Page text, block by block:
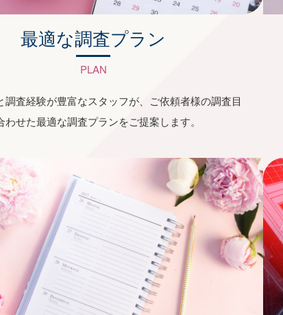
最適な調査プラン
PLAN
調査経験が豊富なスタッフが、ご依頼者様の調査目
わせた最適な調査プランをご提案します。